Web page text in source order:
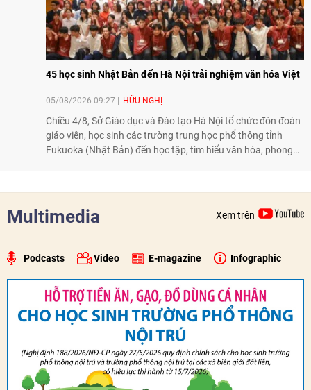
45 học sinh Nhật Bản đến Hà Nội trải nghiệm văn hóa Việt
05/08/2026 09:27 HỮU NGHỊ
Chiều 4/8, Sở Giáo dục và Đào tạo Hà Nội tổ chức đón đoàn
giáo viên, học sinh các trường trung học phổ thông tỉnh
Fukuoka (Nhật Bản) đến học tập, tìm hiểu văn hóa, phong
Multimedia Xem trên
Podcasts Video E-magazine Infographic